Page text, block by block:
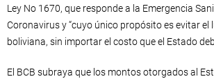
Ley No 1670, que responde a la Emergencia
Coronavirus y “cuyo único propósito es evitar el
boliviana, sin importar el costo que el Estado
El BCB subraya que los montos otorgados al